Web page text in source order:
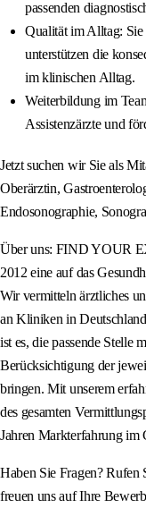
passenden
Qualität im Alltag: Sie
unterstützen die
im klinischen Alltag.
Weiterbildung im
Assistenzärzte und
Jetzt suchen wir Sie als
Oberärztin,
Endosonographie,
Über uns: FIND YOUR
2012 eine auf das
Wir vermitteln ärztliches
an Kliniken in
ist es, die passende Stelle
Berücksichtigung der
bringen. Mit unserem
des gesamten
Jahren Markterfahrung im
Haben Sie Fragen? Rufen
freuen uns auf Ihre